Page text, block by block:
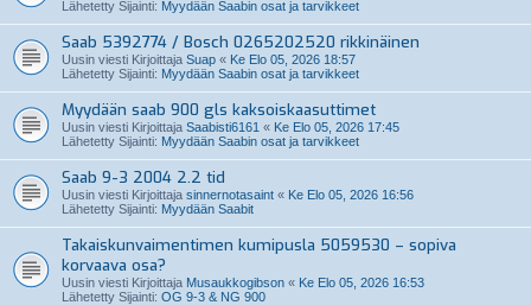
Lähetetty Sijainti: Myydään Saabin osat ja tarvikkeet
Saab 5392774 / Bosch 0265202520 rikkinäinen
Uusin viesti Kirjoittaja Suap « Ke Elo 05, 2026 18:57
Lähetetty Sijainti: Myydään Saabin osat ja tarvikkeet
Myydään saab 900 gls kaksoiskaasuttimet
Uusin viesti Kirjoittaja Saabisti6161 « Ke Elo 05, 2026 17:45
Lähetetty Sijainti: Myydään Saabin osat ja tarvikkeet
Saab 9-3 2004 2.2 tid
Uusin viesti Kirjoittaja sinnernotasaint « Ke Elo 05, 2026 16:56
Lähetetty Sijainti: Myydään Saabit
Takaiskunvaimentimen kumipusla 5059530 – sopiva
korvaava osa?
Uusin viesti Kirjoittaja Musaukkogibson « Ke Elo 05, 2026 16:53
Lähetetty Sijainti: OG 9-3 & NG 900